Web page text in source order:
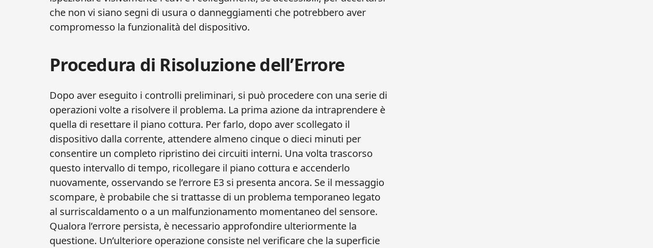
che non vi siano segni di usura o danneggiamenti che potrebbero aver
compromesso la funzionalità del dispositivo.
Procedura di Risoluzione dell’Errore
Dopo aver eseguito i controlli preliminari, si può procedere con una serie di
operazioni volte a risolvere il problema. La prima azione da intraprendere è
quella di resettare il piano cottura. Per farlo, dopo aver scollegato il
dispositivo dalla corrente, attendere almeno cinque o dieci minuti per
consentire un completo ripristino dei circuiti interni. Una volta trascorso
questo intervallo di tempo, ricollegare il piano cottura e accenderlo
nuovamente, osservando se l’errore E3 si presenta ancora. Se il messaggio
scompare, è probabile che si trattasse di un problema temporaneo legato
al surriscaldamento o a un malfunzionamento momentaneo del sensore.
Qualora l’errore persista, è necessario approfondire ulteriormente la
questione. Un’ulteriore operazione consiste nel verificare che la superficie